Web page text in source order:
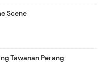
Scene
Tawanan Perang